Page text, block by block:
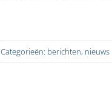
Categorieën: berichten, nieuws